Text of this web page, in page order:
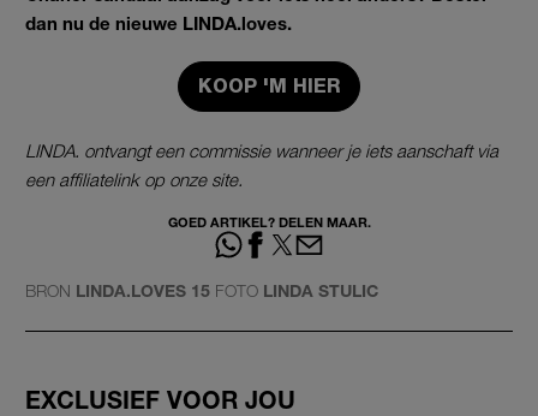
dan nu de nieuwe LINDA.loves.
KOOP 'M HIER
LINDA. ontvangt een commissie wanneer je iets aanschaft via
een affiliatelink op onze site.
GOED ARTIKEL? DELEN MAAR.
BRON LINDA.LOVES 15 FOTO LINDA STULIC
EXCLUSIEF VOOR JOU